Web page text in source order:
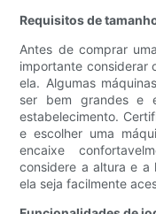
Requisitos de
Antes de comprar
importante considerar
ela. Algumas
ser bem grandes e
estabelecimento.
e escolher uma
encaixe
considere a altura e a
ela seja facilmente